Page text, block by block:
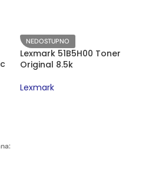
NEDOSTUPNO
Lexmark 51B5H00 Toner
Original 8.5k
Lexmark